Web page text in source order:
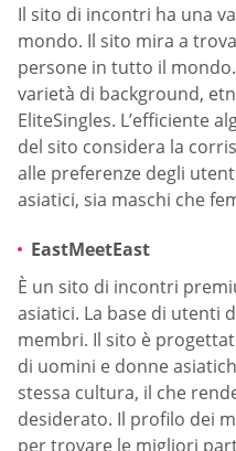
Il sito di incontri ha una
mondo. Il sito mira a
persone in tutto il
varietà di background,
EliteSingles. L’efficiente
del sito considera la
alle preferenze degli
asiatici, sia maschi che
EastMeetEast
È un sito di incontri
asiatici. La base di utenti
membri. Il sito è
di uomini e donne
stessa cultura, il che
desiderato. Il profilo dei
per trovare le migliori